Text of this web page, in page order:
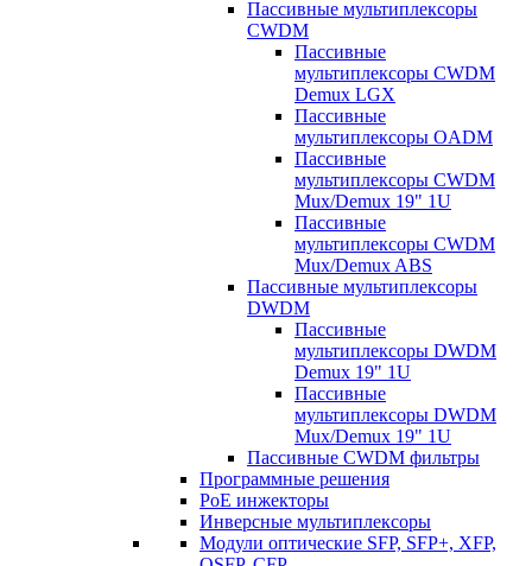
Пассивные мультиплексоры
CWDM
Пассивные
мультиплексоры CWDM
Demux LGX
Пассивные
мультиплексоры OADM
Пассивные
мультиплексоры CWDM
Mux/Demux 19" 1U
Пассивные
мультиплексоры CWDM
Mux/Demux ABS
Пассивные мультиплексоры
DWDM
Пассивные
мультиплексоры DWDM
Demux 19" 1U
Пассивные
мультиплексоры DWDM
Mux/Demux 19" 1U
Пассивные CWDM фильтры
Программные решения
PoE инжекторы
Инверсные мультиплексоры
Модули оптические SFP, SFP+, XFP,